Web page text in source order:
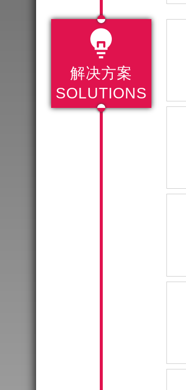

解决方案
SOLUTIONS